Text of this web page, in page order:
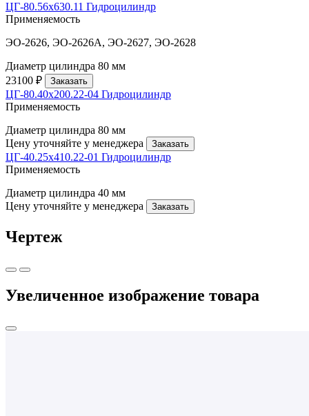
ЦГ-80.56х630.11 Гидроцилиндр
Применяемость
ЭО-2626, ЭО-2626А, ЭО-2627, ЭО-2628
Диаметр цилиндра 80 мм
23100 ₽
Заказать
ЦГ-80.40х200.22-04 Гидроцилиндр
Применяемость
Диаметр цилиндра 80 мм
Цену уточняйте у менеджера
Заказать
ЦГ-40.25х410.22-01 Гидроцилиндр
Применяемость
Диаметр цилиндра 40 мм
Цену уточняйте у менеджера
Заказать
Чертеж
Увеличенное изображение товара